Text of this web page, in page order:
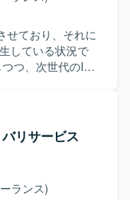
活かしつつ、自
ています。結合
手順を整備でき
周りの設計から
AWSネイティブ
実運用を見据え
【開発環
Bridge、Alarm、
せており、それに
している状況で
つ、次世代のIT
案件の推進力を高
活躍いただきた
としてITインフラ
いただきます。
ームを編成し、統
リサービス
ランス)